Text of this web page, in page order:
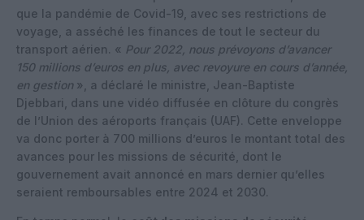
que la pandémie de Covid-19, avec ses restrictions de
voyage, a asséché les finances de tout le secteur du
transport aérien. « Pour 2022, nous prévoyons d’avancer
150 millions d’euros en plus, avec revoyure en cours d’année,
en gestion », a déclaré le ministre, Jean-Baptiste
Djebbari, dans une vidéo diffusée en clôture du congrès
de l’Union des aéroports français (UAF). Cette enveloppe
va donc porter à 700 millions d’euros le montant total des
avances pour les missions de sécurité, dont le
gouvernement avait annoncé en mars dernier qu’elles
seraient remboursables entre 2024 et 2030.